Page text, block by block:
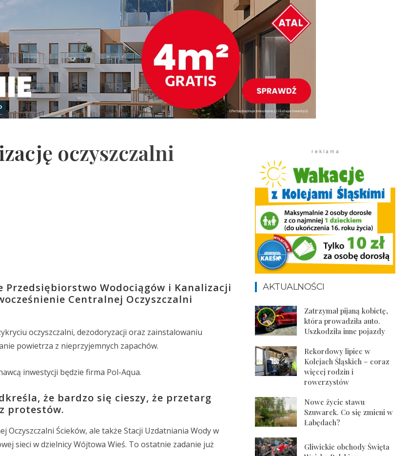
oczyszczalni
Wodociągów i Kanalizacji
Centralnej Oczyszczalni
oczyszczalni, dezodoryzacji oraz zainstalowaniu
powietrza z nieprzyjemnych zapachów.
inwestycji będzie firma Pol-Aqua.
że bardzo się cieszy, że przetarg
protestów.
Ścieków, ale także Stacji Uzdatniania Wody w
sieci w dzielnicy Wójtowa Wieś. To ostatnie zadanie już
r e k l a m a
AKTUALNOŚCI
Zatrzymał pijaną kobietę,
która prowadziła auto.
Uszkodziła inne pojazdy
Rekordowy lipiec w
Kolejach Śląskich – coraz
więcej rodzin i
rowerzystów
Nowe życie stawu
Szuwarek. Co się zmieni w
Łabędach?
Gliwickie obchody Święta